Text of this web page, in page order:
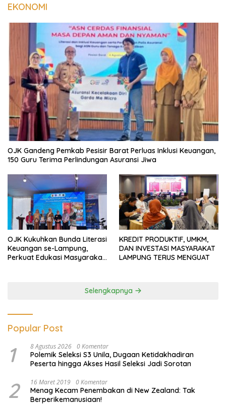
EKONOMI
OJK Gandeng Pemkab Pesisir Barat Perluas Inklusi Keuangan,
150 Guru Terima Perlindungan Asuransi Jiwa
OJK Kukuhkan Bunda Literasi
Keuangan se-Lampung,
Perkuat Edukasi Masyarakat
KREDIT PRODUKTIF, UMKM,
DAN INVESTASI MASYARAKAT
LAMPUNG TERUS MENGUAT
Selengkapnya
Popular Post
1 8 Agustus 2026 0 Komentar
Polemik Seleksi S3 Unila, Dugaan Ketidakhadiran
Peserta hingga Akses Hasil Seleksi Jadi Sorotan
2 16 Maret 2019 0 Komentar
Menag Kecam Penembakan di New Zealand: Tak
Berperikemanusiaan!